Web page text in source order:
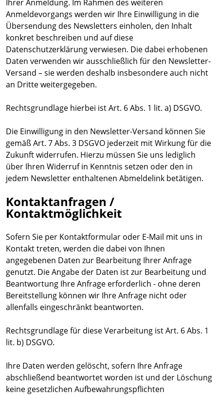
Ihrer Anmeldung. Im Rahmen des weiteren
Anmeldevorgangs werden wir Ihre Einwilligung in die
Übersendung des Newsletters einholen, den Inhalt
konkret beschreiben und auf diese
Datenschutzerklärung verwiesen. Die dabei erhobenen
Daten verwenden wir ausschließlich für den Newsletter-
Versand – sie werden deshalb insbesondere auch nicht
an Dritte weitergegeben.
Rechtsgrundlage hierbei ist Art. 6 Abs. 1 lit. a) DSGVO.
Die Einwilligung in den Newsletter-Versand können Sie
gemäß Art. 7 Abs. 3 DSGVO jederzeit mit Wirkung für die
Zukunft widerrufen. Hierzu müssen Sie uns lediglich
über Ihren Widerruf in Kenntnis setzen oder den in
jedem Newsletter enthaltenen Abmeldelink betätigen.
Kontaktanfragen /
Kontaktmöglichkeit
Sofern Sie per Kontaktformular oder E-Mail mit uns in
Kontakt treten, werden die dabei von Ihnen
angegebenen Daten zur Bearbeitung Ihrer Anfrage
genutzt. Die Angabe der Daten ist zur Bearbeitung und
Beantwortung Ihre Anfrage erforderlich - ohne deren
Bereitstellung können wir Ihre Anfrage nicht oder
allenfalls eingeschränkt beantworten.
Rechtsgrundlage für diese Verarbeitung ist Art. 6 Abs. 1
lit. b) DSGVO.
Ihre Daten werden gelöscht, sofern Ihre Anfrage
abschließend beantwortet worden ist und der Löschung
keine gesetzlichen Aufbewahrungspflichten